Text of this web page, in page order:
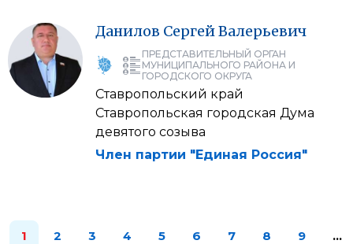
Данилов СергейВалерьевич
ПРЕДСТАВИТЕЛЬНЫЙ ОРГАН
МУНИЦИПАЛЬНОГО РАЙОНА И
ГОРОДСКОГО ОКРУГА
Ставропольский край
Ставропольская городская Дума
девятого созыва
Член партии "Единая Россия"
1 2 3 4 5 6 7 8 9
…